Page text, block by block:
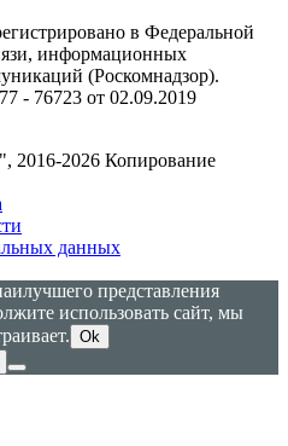
в Федеральной
информационных
(Роскомнадзор).
- 76723 от 02.09.2019
2026 Копирование
данных
представления
использовать сайт, мы
Ok